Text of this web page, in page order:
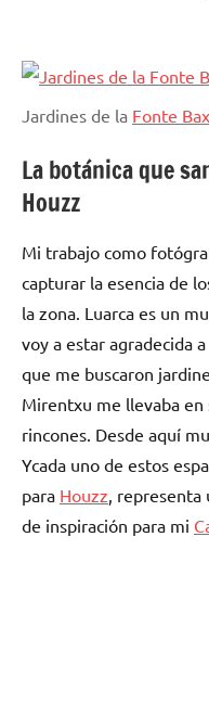
Jardines de la Fonte
La botánica que
Houzz
Mi trabajo como
capturar la esencia de
la zona. Luarca es un
voy a estar agradecida
que me buscaron
Mirentxu me llevaba en
rincones. Desde aquí
Ycada uno de estos
para Houzz, representa
de inspiración para mi